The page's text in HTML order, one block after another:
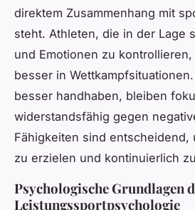
direktem Zusammenhang mit
steht. Athleten, die in der Lage
und Emotionen zu
besser in
besser handhaben, bleiben
widerstandsfähig gegen
Fähigkeiten sind entscheidend,
zu erzielen und kontinuierlich
Psychologische Grundlagen
Leistungssportpsychologie